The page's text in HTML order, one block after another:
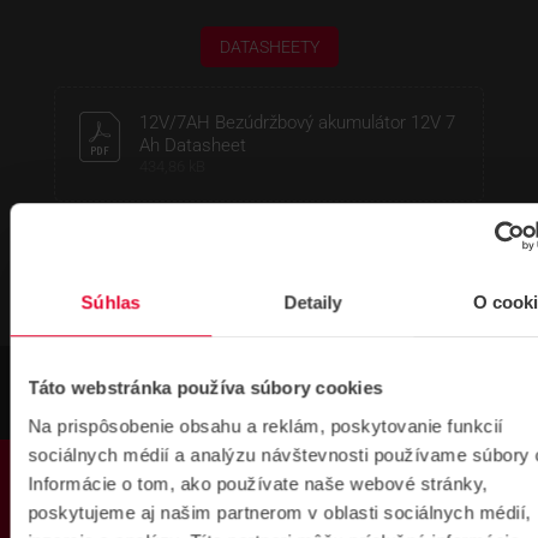
Súhlas Detaily O
Táto webstránka používa súbory cookies
Na prispôsobenie obsahu a reklám, poskytovanie funkcií
sociálnych médií a analýzu návštevnosti používame súbory
Informácie o tom, ako používate naše webové stránky,
poskytujeme aj našim partnerom v oblasti sociálnych médií,
PRODUKTY
DATASHEETY
12V/7AH Bezúdržbový akumulátor 12V 7
Ah Datasheet